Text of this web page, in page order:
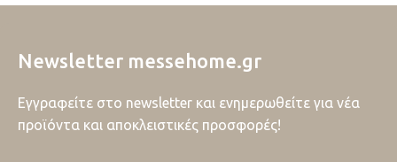
Newsletter messehome.gr
Εγγραφείτε στο newsletter και ενημερωθείτε για νέα
προϊόντα και αποκλειστικές προσφορές!